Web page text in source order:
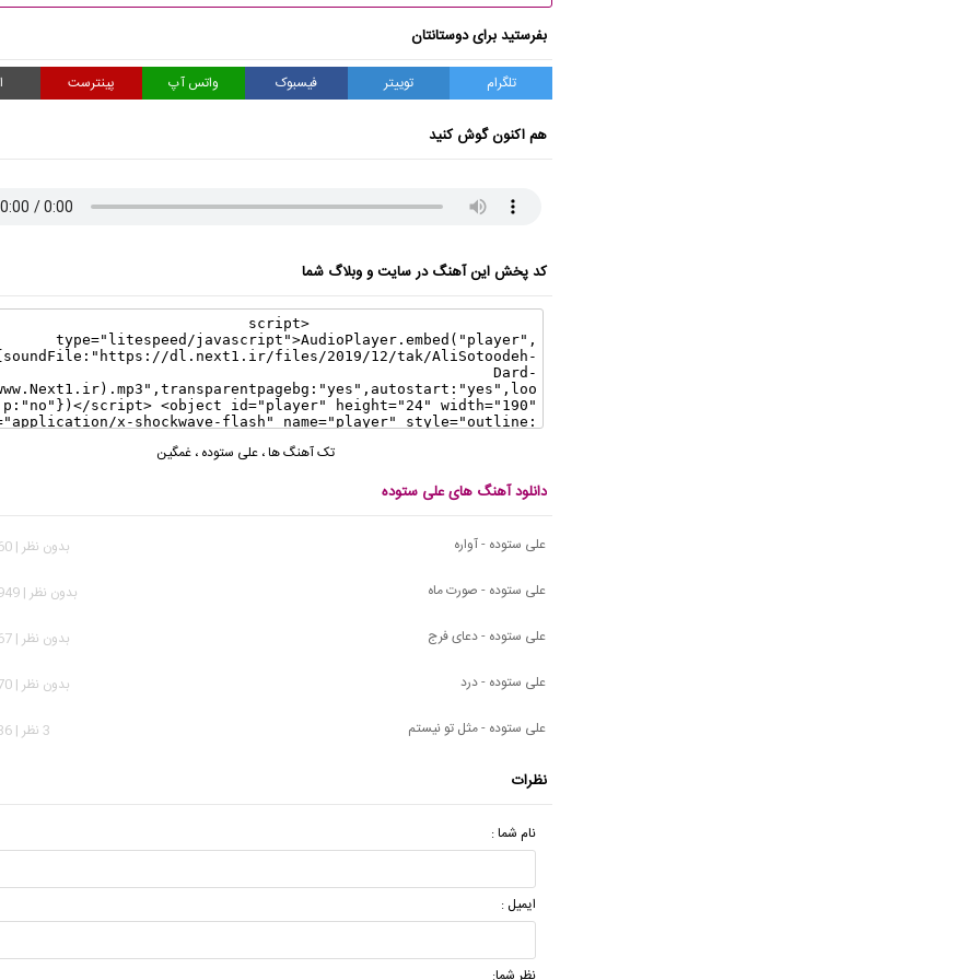
بفرستید برای دوستانتان
تلگرام توییتر فیسبوک واتس آپ پینترست
هم اکنون گوش کنید
کد پخش این آهنگ در سایت و وبلاگ شما
تک آهنگ ها،علی ستوده ،غمگین
دانلود آهنگ های علی ستوده
علی ستوده - آواره
بدون نظر | 1,760 بازدید
علی ستوده - صورت ماه
بدون نظر | 15,949 بازدید
علی ستوده - دعای فرج
بدون نظر | 1,567 بازدید
علی ستوده - درد
بدون نظر | 2,070 بازدید
علی ستوده - مثل تو نیستم
3 نظر | 5,336 بازدید
نظرات
نام شما :
ایمیل :
نظر شما: